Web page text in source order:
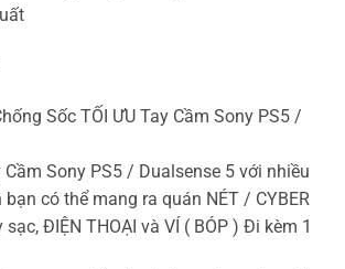
Sốc TỐI ƯU Tay Cầm Sony PS5 /
Sony PS5 / Dualsense 5 với nhiều
có thể mang ra quán NÉT / CYBER
ĐIỆN THOẠI và VÍ ( BÓP ) Đi kèm 1